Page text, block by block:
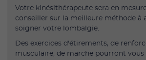
Votre kinésithérapeute sera en
conseiller sur la meilleure méthode à
soigner votre lombalgie.
Des exercices d'étirements, de
musculaire, de marche pourront vous